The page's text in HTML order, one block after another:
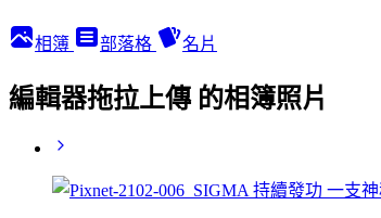
相簿 部落格 名片
編輯器拖拉上傳 的相簿照片